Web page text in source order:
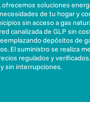
ofrecemos soluciones
de tu hogar y
sin acceso a gas
canalizada de GLP sin
depósitos de
El suministro se realiza
regulados y
sin interrupciones.